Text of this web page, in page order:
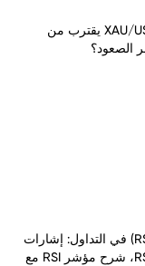
أسعار الذهب اليوم: XAU/USD يقترب من
مؤشر القوة النسبية (RSI) في التداول: إشارات
الشراء والبيع لمؤشر RSI، شرح مؤشر RSI مع